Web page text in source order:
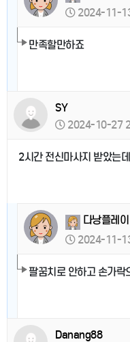
2024-11-
만족할만하죠
SY
2024-10-27
2시간 전신마사지 받았는
다낭플레이
2024-11-
팔꿈치로 안하고 손가락
Danang88